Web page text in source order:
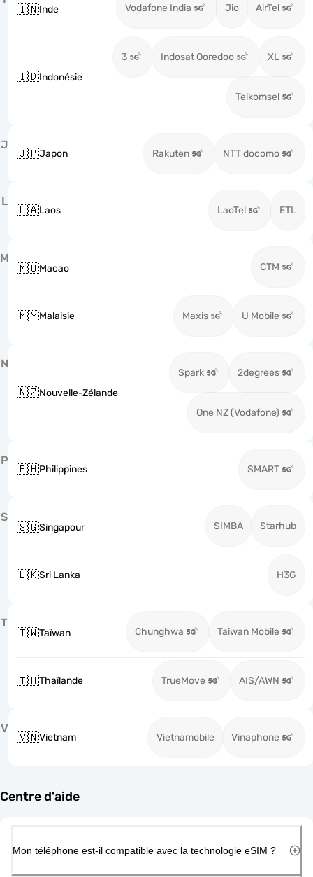
🇮🇳Inde Vodafone India Jio AirTel
🇮🇩Indonésie
3 Indosat Ooredoo XL
Telkomsel
J
🇯🇵Japon Rakuten NTT docomo
L
🇱🇦Laos LaoTel ETL
M
🇲🇴Macao CTM
🇲🇾Malaisie Maxis U Mobile
N
🇳🇿Nouvelle-Zélande
Spark 2degrees
One NZ (Vodafone)
P
🇵🇭Philippines SMART
S
🇸🇬Singapour SIMBA Starhub
🇱🇰Sri Lanka H3G
T
🇹🇼Taïwan Chunghwa Taiwan Mobile
🇹🇭Thaïlande TrueMove AIS/AWN
V
🇻🇳Vietnam Vietnamobile Vinaphone
Centre d'aide
Mon téléphone est-il compatible avec la technologie eSIM ?